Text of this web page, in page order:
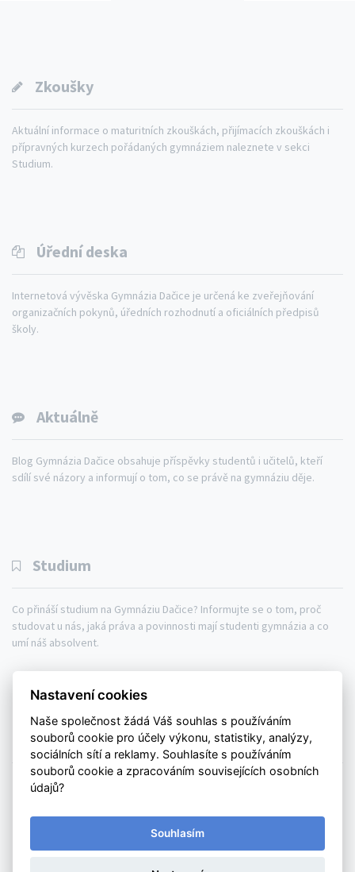
Zkoušky
Aktuální informace o maturitních zkouškách, přijímacích zkouškách i
přípravných kurzech pořádaných gymnáziem naleznete v sekci
Studium.
Úřední deska
Internetová vývěska Gymnázia Dačice je určená ke zveřejňování
organizačních pokynů, úředních rozhodnutí a oficiálních předpisů
školy.
Aktuálně
Blog Gymnázia Dačice obsahuje příspěvky studentů i učitelů, kteří
sdílí své názory a informují o tom, co se právě na gymnáziu děje.
Studium
Co přináší studium na Gymnáziu Dačice? Informujte se o tom, proč
studovat u nás, jaká práva a povinnosti mají studenti gymnázia a co
umí náš absolvent.
Gymnázium
Kontakty
Mapa webu
Prohlášení o přístupnosti
zpět nahoru
Nastavení cookies
Naše společnost žádá Váš souhlas s používáním
souborů cookie pro účely výkonu, statistiky, analýzy,
sociálních sítí a reklamy. Souhlasíte s používáním
souborů cookie a zpracováním souvisejících osobních
údajů?
Souhlasím